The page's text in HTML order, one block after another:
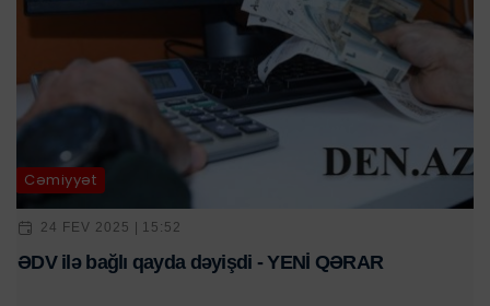
Cəmiyyət
24 FEV 2025 | 15:52
ƏDV ilə bağlı qayda dəyişdi - YENİ QƏRAR